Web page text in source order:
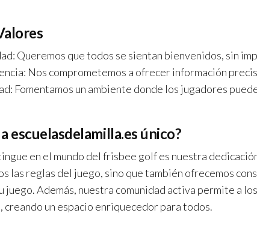
Queremos que todos se sientan bienvenidos, sin
Nos comprometemos a ofrecer información
Fomentamos un ambiente donde los jugadores
escuelasdelamilla.es único?
en el mundo del frisbee golf es nuestra
las reglas del juego, sino que también ofrecemos
juego. Además, nuestra comunidad activa permite a
creando un espacio enriquecedor para todos.